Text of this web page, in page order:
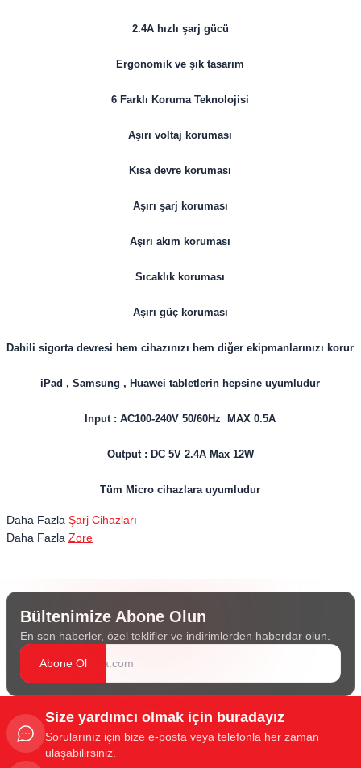
2.4A hızlı şarj gücü
Ergonomik ve şık tasarım
6 Farklı Koruma Teknolojisi
Aşırı voltaj koruması
Kısa devre koruması
Aşırı şarj koruması
Aşırı akım koruması
Sıcaklık koruması
Aşırı güç koruması
Dahili sigorta devresi hem cihazınızı hem diğer ekipmanlarınızı korur
iPad , Samsung , Huawei tabletlerin hepsine uyumludur
Input : AC100-240V 50/60Hz MAX 0.5A
Output : DC 5V 2.4A Max 12W
Tüm Micro cihazlara uyumludur
Daha Fazla Şarj Cihazları
Daha Fazla Zore
Bültenimize Abone Olun
En son haberler, özel teklifler ve indirimlerden haberdar olun.
Abone Ol
Size yardımcı olmak için buradayız
Sorularınız için bize e-posta veya telefonla her zaman
ulaşabilirsiniz.